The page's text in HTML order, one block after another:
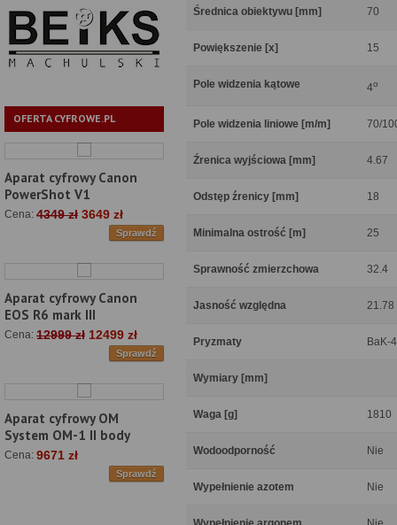
OFERTA CYFROWE.PL
Aparat cyfrowy Canon
PowerShot V1
Cena: 4349 zł 3649 zł
Sprawdź
Aparat cyfrowy Canon
EOS R6 mark III
Cena: 12999 zł 12499 zł
Sprawdź
Aparat cyfrowy OM
System OM-1 II body
Cena: 9671 zł
Sprawdź
Średnica obiektywu [mm] 70
Powiększenie [x] 15
Pole widzenia kątowe 4o
Pole widzenia liniowe [m/m] 70/
Źrenica wyjściowa [mm] 4.67
Odstęp źrenicy [mm] 18
Minimalna ostrość [m] 25
Sprawność zmierzchowa 32.4
Jasność względna 21.78
Pryzmaty BaK-
Wymiary [mm]
Waga [g] 1810
Wodoodporność Nie
Wypełnienie azotem Nie